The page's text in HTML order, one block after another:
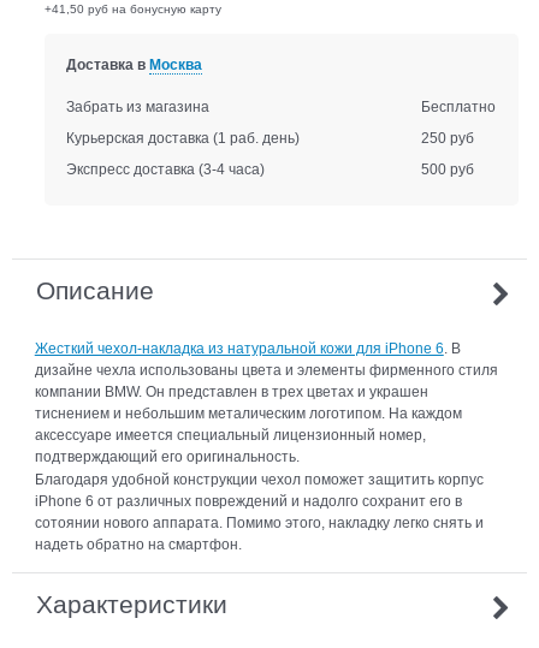
+41,50 руб на бонусную карту
Доставка в Москва
Забрать из магазина
Бесплатно
Курьерская доставка (1 раб. день)
250 руб
Экспресс доставка (3-4 часа) 500 руб
Описание
Жесткий чехол-накладка из натуральной кожи для iPhone 6 . В
дизайне чехла использованы цвета и элементы фирменного стиля
компании BMW. Он представлен в трех цветах и украшен
тиснением и небольшим металическим логотипом. На каждом
аксессуаре имеется специальный лицензионный номер,
подтверждающий его оригинальность.
Благодаря удобной конструкции чехол поможет защитить корпус
iPhone 6 от различных повреждений и надолго сохранит его в
сотоянии нового аппарата. Помимо этого, накладку легко снять и
надеть обратно на смартфон.
Характеристики